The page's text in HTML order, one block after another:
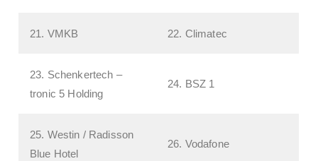
21. VMKB 22. Climatec
23. Schenkertech –
tronic 5 Holding
24. BSZ 1
25. Westin / Radisson
Blue Hotel
26. Vodafone